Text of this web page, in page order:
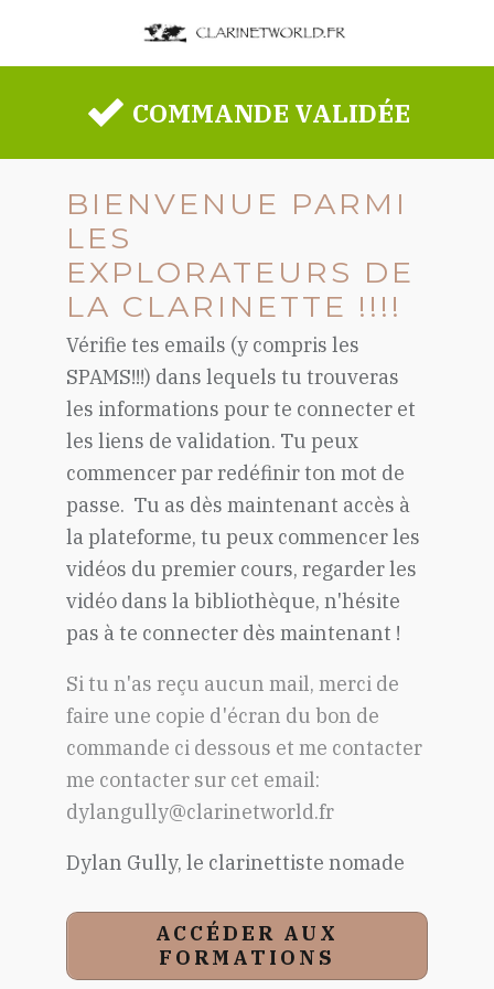
COMMANDE VALIDÉE
BIENVENUE PARMI
LES
EXPLORATEURS DE
LA CLARINETTE !!!!
Vérifie tes emails (y compris les
SPAMS!!!) dans lequels tu trouveras
les informations pour te connecter et
les liens de validation. Tu peux
commencer par redéfinir ton mot de
passe. Tu as dès maintenant accès à
la plateforme, tu peux commencer les
vidéos du premier cours, regarder les
vidéo dans la bibliothèque, n'hésite
pas à te connecter dès maintenant !
Si tu n'as reçu aucun mail, merci de
faire une copie d'écran du bon de
commande ci dessous et me contacter
me contacter sur cet email:
dylangully@clarinetworld.fr
Dylan Gully, le clarinettiste nomade
ACCÉDER AUX
FORMATIONS